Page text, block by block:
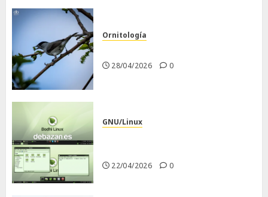
Ornitología
28/04/2026 0
GNU/Linux
22/04/2026 0